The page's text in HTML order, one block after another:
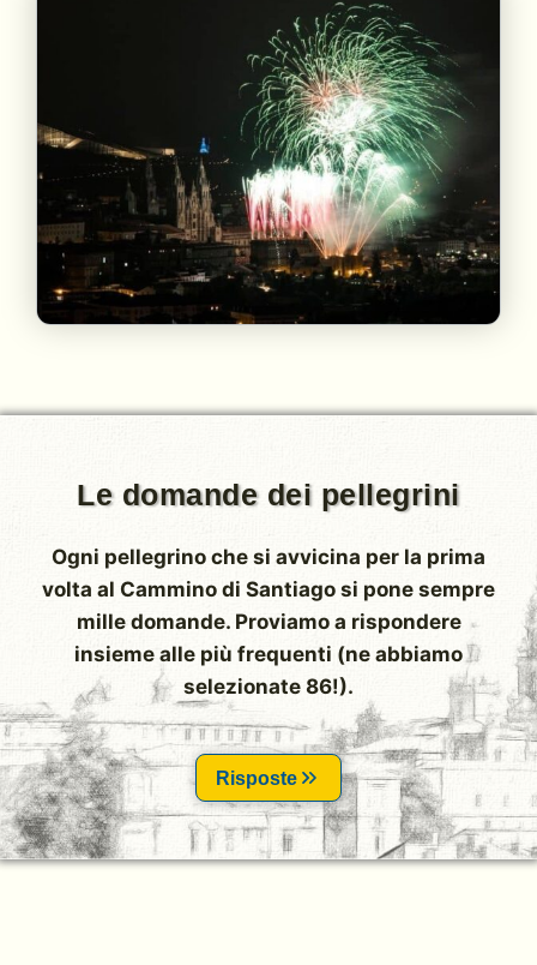
Le domande dei pellegrini
Ogni pellegrino che si avvicina per la prima
volta al Cammino di Santiago si pone sempre
mille domande. Proviamo a rispondere
insieme alle più frequenti (ne abbiamo
selezionate 86!).
Risposte